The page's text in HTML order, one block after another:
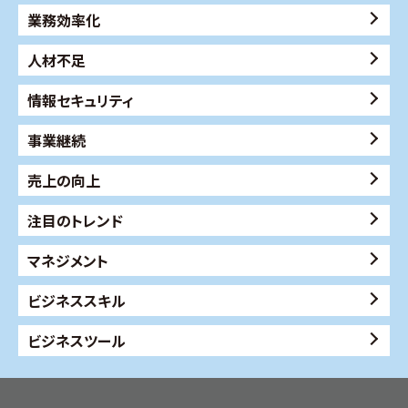
業務効率化
人材不足
情報セキュリティ
事業継続
売上の向上
注目のトレンド
マネジメント
ビジネススキル
ビジネスツール